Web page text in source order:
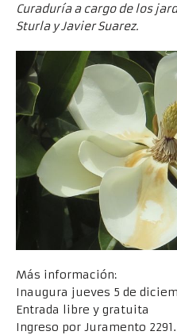
Curaduría a cargo de los
Sturla y Javier Suarez.
Más información:
Inaugura jueves 5 de
Entrada libre y gratuita
Ingreso por Juramento 2291.